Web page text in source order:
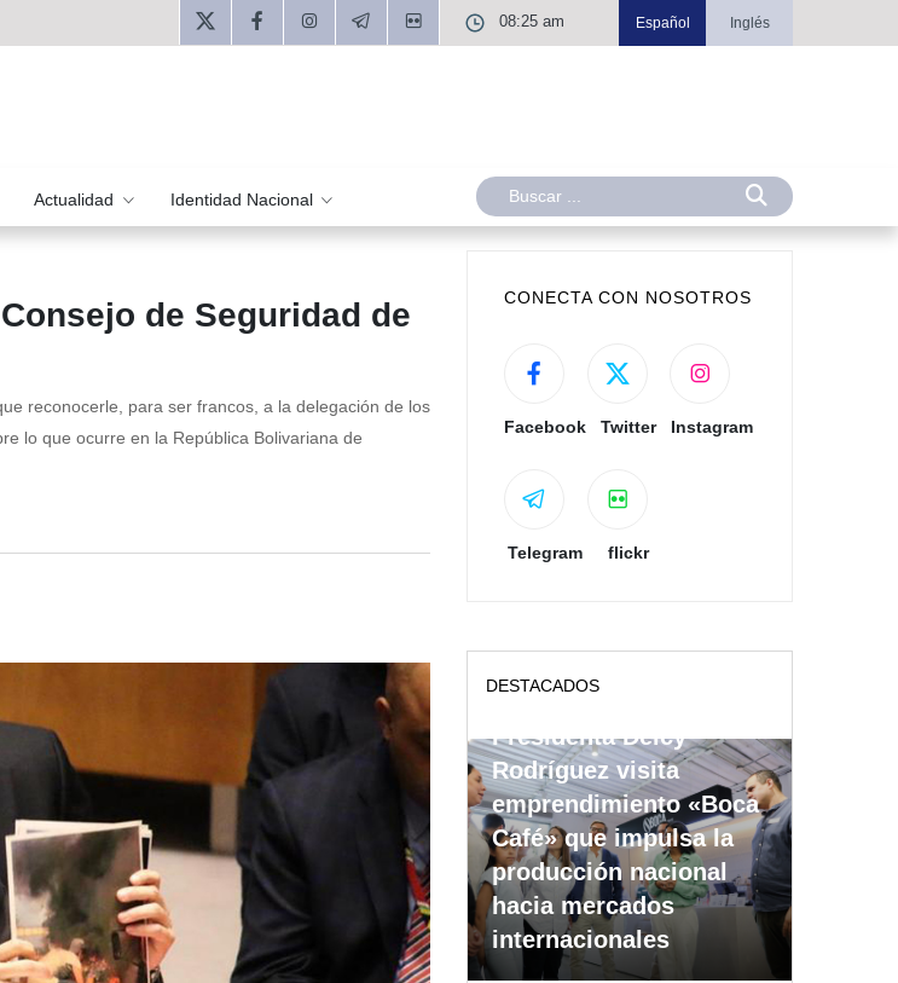
08:25 am Español Inglés
Actualidad Identidad Nacional
de Seguridad de
reconocerle, para ser francos, a la delegación de los
lo que ocurre en la República Bolivariana de
CONECTA CON NOSOTROS
Facebook Twitter Instagram
Telegram flickr
DESTACADOS
Presidenta Delcy
Rodríguez visita
emprendimiento «Boca
Café» que impulsa la
producción nacional
hacia mercados
internacionales